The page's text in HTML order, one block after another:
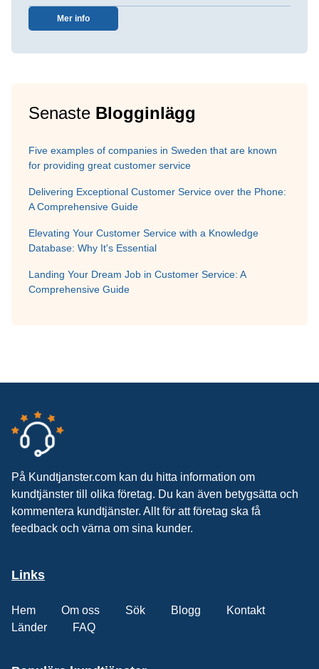
Mer info
Senaste Blogginlägg
Five examples of companies in Sweden that are known
for providing great customer service
Delivering Exceptional Customer Service over the Phone:
A Comprehensive Guide
Elevating Your Customer Service with a Knowledge
Database: Why It's Essential
Landing Your Dream Job in Customer Service: A
Comprehensive Guide
På Kundtjanster.com kan du hitta information om
kundtjänster till olika företag. Du kan även betygsätta och
kommentera kundtjänster. Allt för att företag ska få
feedback och värna om sina kunder.
Links
Hem Om oss Sök Blogg
Kontakt
Länder
FAQ